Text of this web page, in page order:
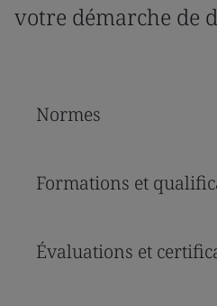
votre démarche de
Normes
Formations et
Évaluations et